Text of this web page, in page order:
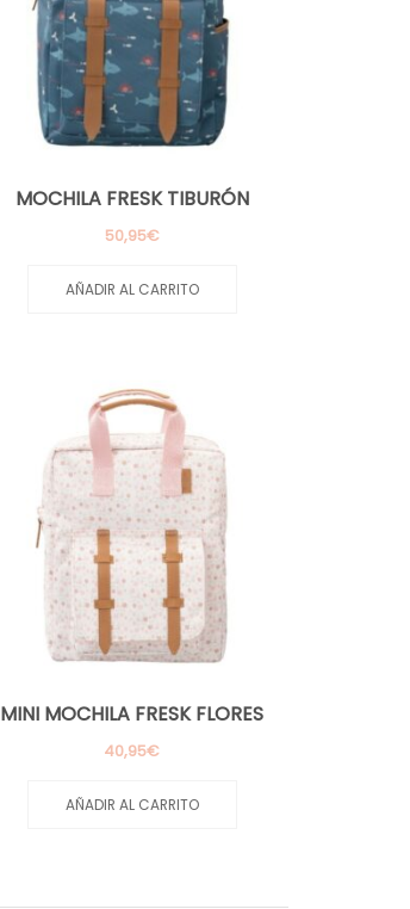
MOCHILA FRESK TIBURÓN
50,95€
AÑADIR AL CARRITO
MINI MOCHILA FRESK FLORES
40,95€
AÑADIR AL CARRITO